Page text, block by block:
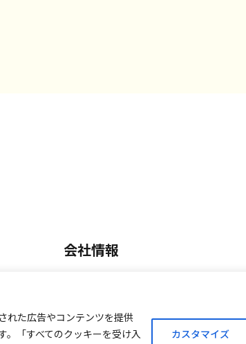
れた広告やコンテンツを提供
「すべてのクッキーを受け入
カスタマイズ
内
会社情報
事業内容
外商販売